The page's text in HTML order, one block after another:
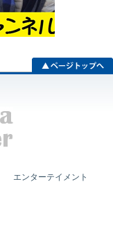
エンターテイメント